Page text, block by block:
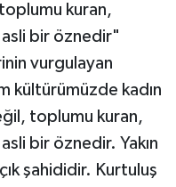
kuran,
bir öznedir"
vurgulayan
kültürümüzde kadın
toplumu kuran,
bir öznedir. Yakın
şahididir. Kurtuluş